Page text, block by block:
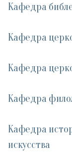
Кафедра
Кафедра
Кафедра
Кафедра
Кафедра
искусства